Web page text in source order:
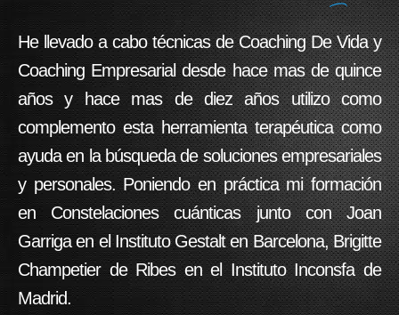
He llevado a cabo técnicas de Coaching De Vida y
Coaching Empresarial desde hace mas de quince
años y hace mas de diez años utilizo como
complemento esta herramienta terapéutica como
ayuda en la búsqueda de soluciones empresariales
y personales. Poniendo en práctica mi formación
en Constelaciones cuánticas junto con Joan
Garriga en el Instituto Gestalt en Barcelona, Brigitte
Champetier de Ribes en el Instituto Inconsfa de
Madrid.